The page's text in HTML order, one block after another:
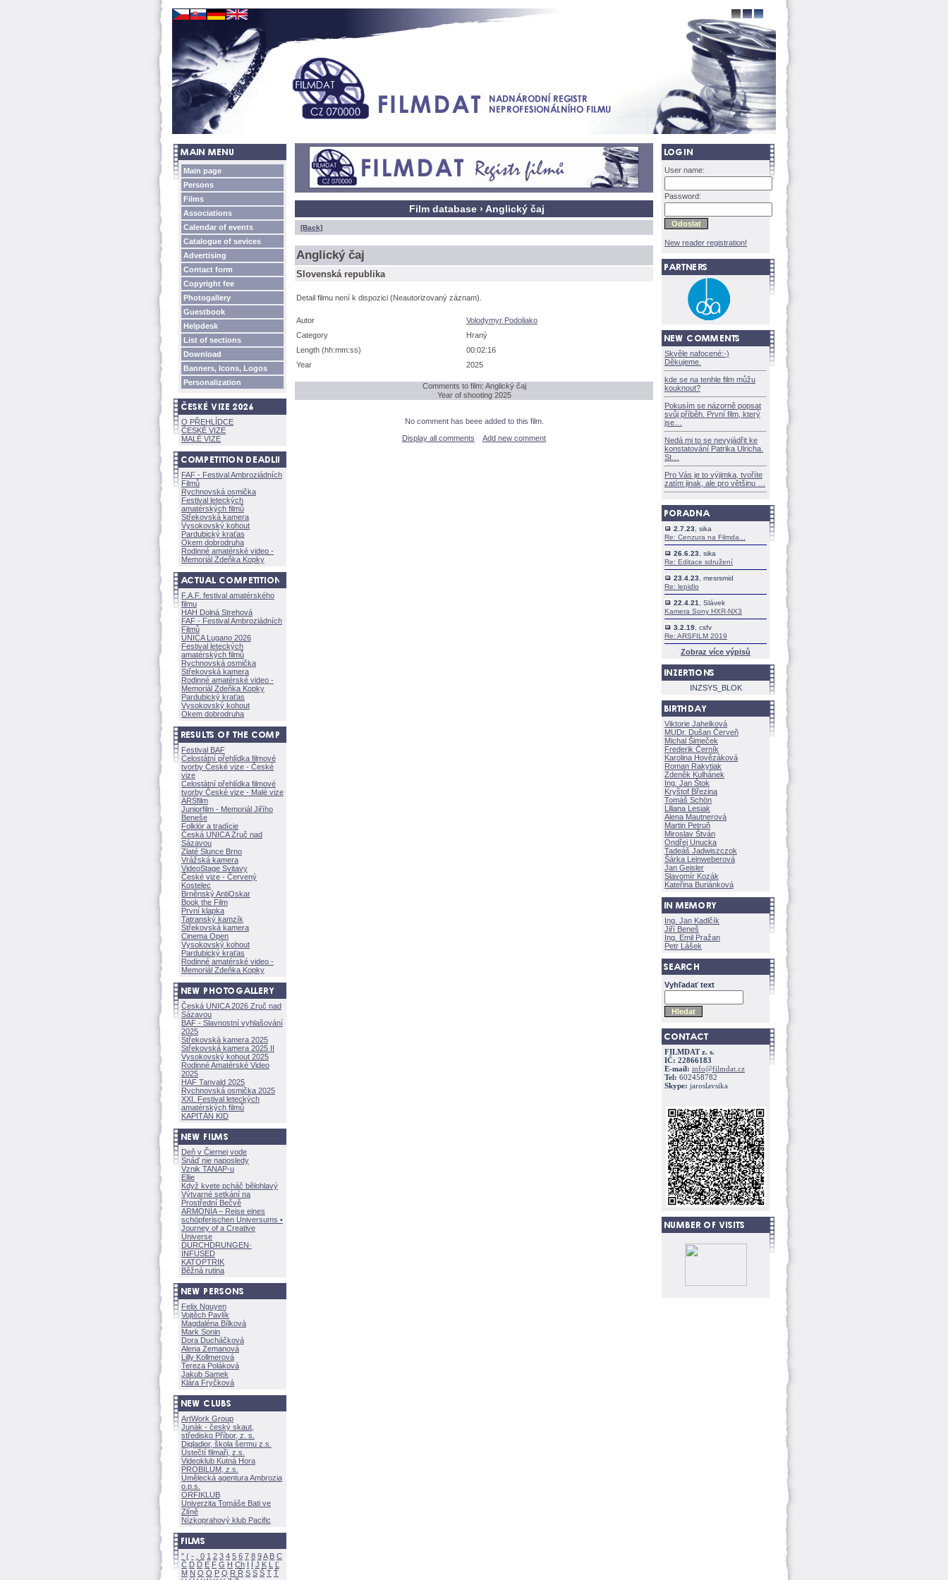
Main page
Persons
Films
Associations
Calendar of events
Catalogue of sevices
Advertising
Contact form
Copyright fee
Photogallery
Guestbook
Helpdesk
List of sections
Download
Banners, Icons, Logos
Personalization
O PŘEHLÍDCE
ČESKÉ VIZE
MALÉ VIZE
FAF - Festival Ambroziádních
Filmů
Rychnovská osmička
Festival leteckých
amatérských filmů
Střekovská kamera
Vysokovský kohout
Pardubický kraťas
Okem dobrodruha
Rodinné amatérské video -
Memoriál Zdeňka Kopky
F.A.F. festival amatérského
filmu
HAH Dolná Strehov
FAF - Festival Ambroziádních
Filmů
UNICA Lugano 2026
Festival leteckých
amatérských filmů
Rychnovská osmička
Střekovská kamera
Rodinné amatérské video -
Memoriál Zdeňka Kopky
Pardubický kraťas
Vysokovský kohout
Okem dobrodruha
Festival BAF
Celostátní přehlídka filmové
tvorby České vize - České
vize
Celostátní přehlídka filmové
tvorby České vize - Malé vize
ARSfilm
Juniorfilm - Memoriál Jiřího
Beneše
Folklór a tradície
Česká UNICA Zruč nad
Sázavou
Zlaté Slunce Brno
Vrážská kamera
VideoStage Svitavy
České vize - Červený
Kostelec
Brněnský AntiOskar
Book the Film
První klapka
Tatranský kamzík
Střekovská kamera
Cinema Open
Vysokovský kohout
Pardubický kraťas
Rodinné amatérské video -
Memoriál Zdeňka Kopky
Česká UNICA 2026 Zruč nad
Sázavou
BAF - Slavnostní vyhlašování
2025
Střekovská kamera 2025
Střekovská kamera 2025 II
Vysokovský kohout 2025
Rodinné Amatérské Video
2025
HAF Tanvald 2025
Rychnovská osmička 2025
XXI. Festival leteckých
amatérských filmů
KAPITÁN KID
Deň v Čiernej vode
Snáď nie naposledy
Vznik TANAP-u
Ellie
Když kvete pcháč bělohlavý
Výtvarné setkání na
Prostřední Bečvě
ARMONÍA – Reise eines
schöpferischen Universums •
Journey of a Creative
Universe
DURCHDRUNGEN·
INFUSED
KATOPTRIK
Běžná rutina
Felix Nguyen
Vojtěch Pavlík
Magdaléna Bílkov
Mark Sonin
Dora Ducháčkov
Alena Zemanov
Lilly Kollmerov
Tereza Polákov
Jakub Samek
Klára Fryčkov
ArtWork Group
Junák - český skaut,
středisko Příbor, z. s.
Digladior, škola šermu z.s.
Ústečtí filmaři, z.s.
Videoklub Kutná Hora
PROBILUM, z.s.
Umělecká agentura Ambrozia
o.p.s.
ORFIKLUB
Univerzita Tomáše Bati ve
Zlíně
Nízkoprahový klub Pacific
" ( - 0 1 2 3 4 5 6 7 8 9A B C
Č D Ď E F G H Ch I Í J K L
Ľ
M N O Ó P Q R Ř S Ś T Ť
Film database › Anglický čaj
[Back]
Anglický čaj
Slovenská republika
Detail filmu není k dispozici (Neautorizovaný záznam).
Autor
Volodymyr Podoliako
Category
Hraný
Length (hh:mm:ss)
00:02:16
Year
2025
Comments to film: Anglický čaj
Year of shooting 2025
No comment has beee added to this film.
Display all comments
Add new comment
User name:
Password:
New reader registration!
Skvěle nafocené:-)
Děkujeme.
kde se na tenhle film můžu
kouknout?
Pokusím se názorně popsat
svůj příběh. První film, který
jse
Nedá mi to se nevyjádřit ke
konstatování Patrika Ulricha.
St
Pro Vás je to výjimka, tvoříte
zatím jinak, ale pro většinu
2.7.23 , sika
Re: Cenzura na Filmda...
26.6.23 , sika
Re: Editace sdružení
23.4.23 , mesrsmid
Re: lepidlo
22.4.21
, Slávek
Kamera Sony HXR-NX3
3.2.19 , csfv
Re: ARSFILM 2019
Zobraz více výpisů
INZSYS_BLOK
Viktorie Jahelkov
MUDr. Dušan Červeň
Michal Šimeček
Frederik Černík
Karolina Hovězákov
Roman Rakytiak
Zdeněk Kulhánek
Ing. Jan Štok
Kryštof Březina
Tomáš Schön
Liliana Lesiak
Alena Mautnerov
Martin Petruň
Miroslav Štván
Ondřej Unucka
Tadeáš Jadwiszczok
rka Leinweberov
Jan Geisler
Slavomír Kozák
Kateřina Buriánkov
Ing. Jan Kadlčík
Jiří Bene
Ing. Emil Pražan
Petr Lášek
Vyhľadať text
FILMDAT z. s.
IČ: 22866183
E-mail: info@filmdat.cz
Tel: 602458782
Skype: jaroslavsika